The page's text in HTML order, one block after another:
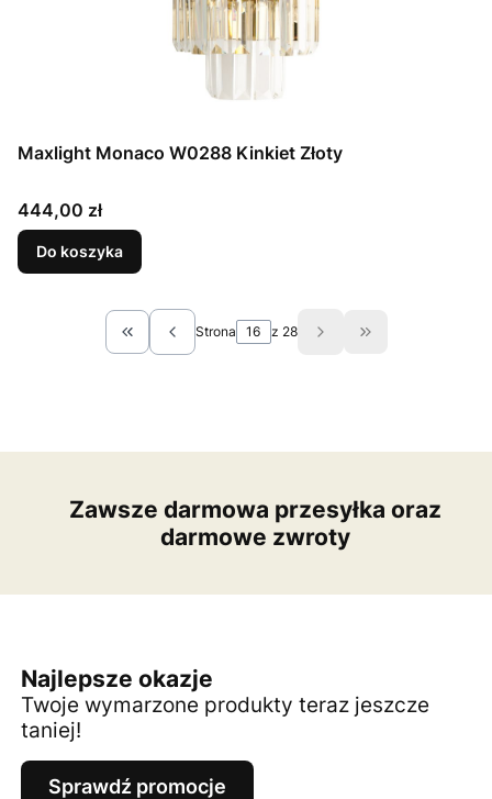
Maxlight Monaco W0288 Kinkiet Złoty
Cena
444,00 zł
Do koszyka
Wróć do pierwszej strony z produktami
Strona z 28 Przejdź do
Zawsze darmowa przesyłka oraz
darmowe zwroty
Najlepsze okazje
Twoje wymarzone produkty teraz jeszcze
taniej!
Sprawdź promocje